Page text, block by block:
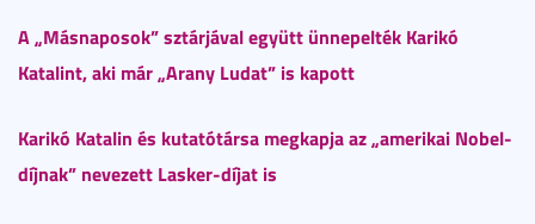
A „Másnaposok” sztárjával együtt ünnepelték Karikó
Katalint, aki már „Arany Ludat” is kapott
Karikó Katalin és kutatótársa megkapja az „amerikai Nobel-
díjnak” nevezett Lasker-díjat is